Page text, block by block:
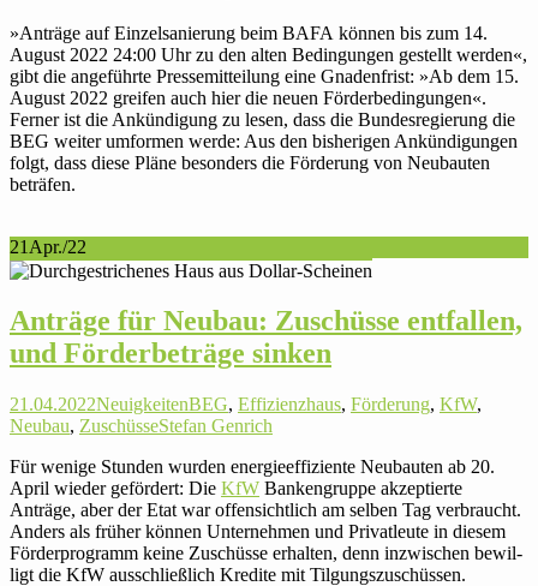
»Anträge auf Ein­zel­sa­nie­rung beim BAFA können bis zum 14.
August 2022 24:00 Uhr zu den alten Bedin­gungen gestellt werden«,
gibt die ange­führte Pres­se­mit­tei­lung eine Gna­den­frist: »Ab dem 15.
August 2022 greifen auch hier die neuen För­der­be­din­gungen«.
Ferner ist die Ankün­di­gung zu lesen, dass die Bun­des­re­gie­rung die
BEG weiter umformen werde: Aus den bis­he­rigen Ankün­di­gungen
folgt, dass diese Pläne beson­ders die För­de­rung von Neu­bauten
beträfen.
21 Apr./22
Anträge für Neubau: Zuschüsse ent­fallen,
und För­der­be­träge sinken
21.04.2022NeuigkeitenBEG, Effizienzhaus, Förderung, KfW,
Neubau, ZuschüsseStefan Genrich
Für wenige Stunden wurden ener­gie­ef­fi­zi­ente Neu­bauten ab 20.
April wieder geför­dert: Die KfW Ban­ken­gruppe akzep­tierte
Anträge, aber der Etat war offen­sicht­lich am selben Tag ver­braucht.
Anders als früher können Unter­nehmen und Pri­vat­leute in diesem
För­der­pro­gramm keine Zuschüsse erhalten, denn inzwi­schen bewil­
ligt die KfW aus­schließ­lich Kredite mit Til­gungs­zu­schüssen.